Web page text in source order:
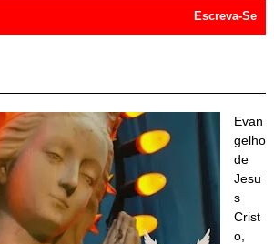
Escreva-Se
Evan
gelho
de
Jesu
s
Crist
o,